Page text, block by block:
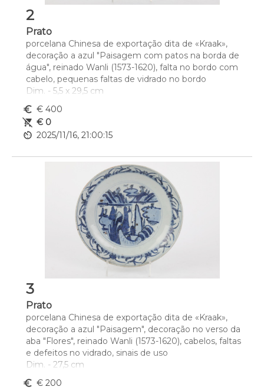
2
Prato
porcelana Chinesa de exportação dita de «Kraak»,
decoração a azul "Paisagem com patos na borda de
água", reinado Wanli (1573-1620), falta no bordo com
cabelo, pequenas faltas de vidrado no bordo
Dim. - 5,5 x 29,5 cm
euro_symbol € 400
remove_shopping_cart € 0
av_timer 2025/11/16, 21:00:15
3
Prato
porcelana Chinesa de exportação dita de «Kraak»,
decoração a azul "Paisagem", decoração no verso da
aba "Flores", reinado Wanli (1573-1620), cabelos, faltas
e defeitos no vidrado, sinais de uso
Dim. - 27,5 cm
euro_symbol € 200